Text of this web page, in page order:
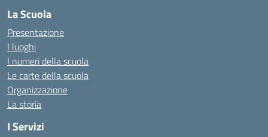
La Scuola
Presentazione
I luoghi
I numeri della scuola
Le carte della scuola
Organizzazione
La storia
I Servizi